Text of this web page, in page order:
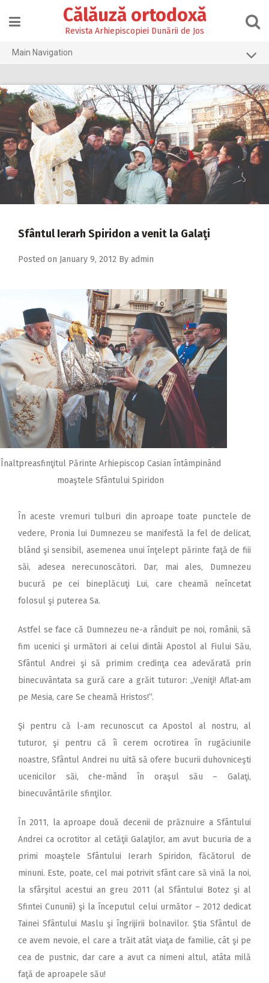
content
Călăuză ortodoxă
Revista Arhiepiscopiei Dunării de Jos
Main Navigation
2026
2025
2024
2023
2020
2016
2015
2014
2013
2012
2011
Sfântul Ierarh Spiridon a venit la Galaţi
Posted on January 9, 2012 By admin
Înaltpreasfinţitul Părinte Arhiepiscop Casian întâmpinând
moaştele Sfântului Spiridon
În aceste vremuri tulburi din aproape toate punctele de
vedere, Pronia lui Dumnezeu se manifestă la fel de delicat,
blând şi sensibil, asemenea unui înţelept părinte faţă de fiii
săi, adesea nerecunoscători. Dar, mai ales, Dumnezeu
bucură pe cei bineplăcuţi Lui, care cheamă neîncetat
folosul şi puterea Sa.
Astfel se face că Dumnezeu ne-a rânduit pe noi, românii, să
fim ucenici şi următori ai celui dintâi Apostol al Fiului Său,
Sfântul Andrei şi să primim credinţa cea adevărată prin
binecuvântata sa gură care a grăit tuturor: „Veniţi! Aflat-am
pe Mesia, care Se cheamă Hristos!”.
Şi pentru că l-am recunoscut ca Apostol al nostru, al
tuturor, şi pentru că îi cerem ocrotirea în rugăciunile
noastre, Sfântul Andrei nu uită să ofere bucurii duhovniceşti
ucenicilor săi, che-mând în oraşul său – Galaţi,
binecuvântările sfinţilor.
În 2011, la aproape două decenii de prăznuire a Sfântului
Andrei ca ocrotitor al cetăţii Galaţilor, am avut bucuria de a
primi moaştele Sfântului Ierarh Spiridon, făcătorul de
minuni. Este, poate, cel mai potrivit sfânt care să vină la noi,
la sfârşitul acestui an greu 2011 (al Sfântului Botez şi al
Sfintei Cununii) şi la începutul celui următor – 2012 dedicat
Tainei Sfântului Maslu şi îngrijirii bolnavilor. Ştia Sfântul de
ce avem nevoie, el care a trăit atât viaţa de familie, cât şi pe
cea de pustnic, dar care a avut ca nimeni altul, atâta milă
faţă de aproapele său!